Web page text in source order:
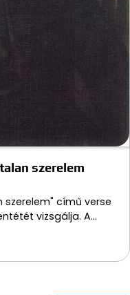
szerelem
című verse
vizsgálja. A…